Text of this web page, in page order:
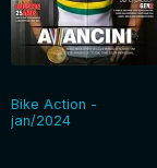
Bike Action -
jan/2024